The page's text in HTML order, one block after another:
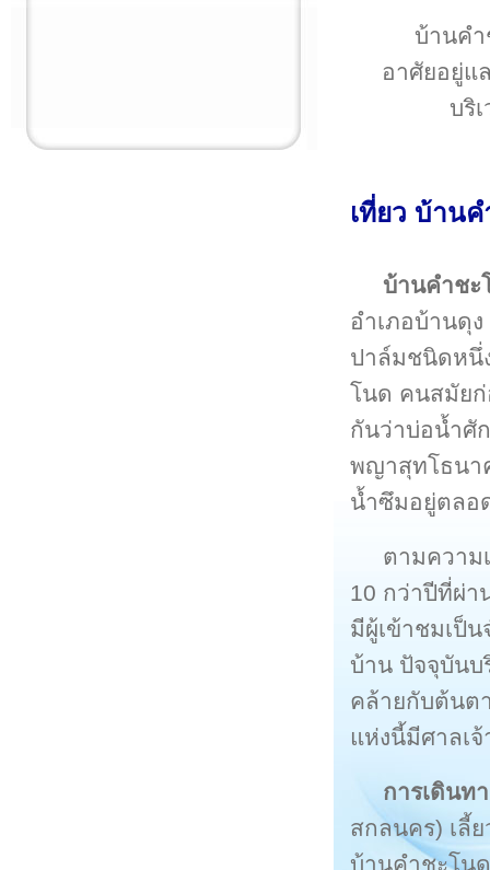
บ้านคำ
อาศัยอยู่แ
บริ
เที่ยว บ้าน
บ้านคำชะ
อำเภอบ้านดุ
ปาล์มชนิดหนึ่
โนด คนสมัยก่
กันว่าบ่อน้ำศั
พญาสุทโธนา
น้ำซึมอยู่ตลอ
ตามความ
10 กว่าปีที่ผ่
มีผู้เข้าชมเป็
บ้าน ปัจจุบัน
คล้ายกับต้นต
แห่งนี้มีศาลเ
การเดินท
สกลนคร) เลี้
บ้านคำชะโนด